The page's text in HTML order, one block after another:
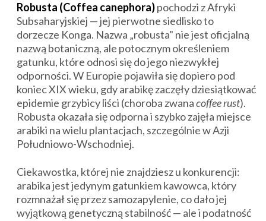
Robusta (Coffea canephora)pochodzi z Afryki
Subsaharyjskiej — jej pierwotne siedlisko to
dorzecze Konga. Nazwa „robusta" nie jest oficjalną
nazwą botaniczną, ale potocznym określeniem
gatunku, które odnosi się do jego niezwykłej
odporności. W Europie pojawiła się dopiero pod
koniec XIX wieku, gdy arabikę zaczęły dziesiątkować
epidemie grzybicy liści (choroba zwanacoffee rust).
Robusta okazała się odporna i szybko zajęła miejsce
arabiki na wielu plantacjach, szczególnie w Azji
Południowo-Wschodniej.
Ciekawostka, której nie znajdziesz u konkurencji:
arabika jest jedynym gatunkiem kawowca, który
rozmnażał się przez samozapylenie, co dało jej
wyjątkową genetyczną stabilność — ale i podatność